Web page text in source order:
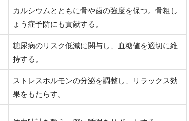
カルシウムとともに骨や歯の強度を保つ。骨粗し
ょう症予防にも貢献する。
糖尿病のリスク低減に関与し、血糖値を適切に維
持する。
ストレスホルモンの分泌を調整し、リラックス効
果をもたらす。